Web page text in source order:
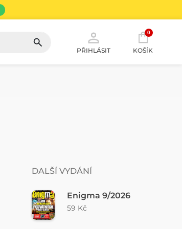
PŘIHLÁSIT
0
KOŠÍK
DALŠÍ VYDÁNÍ
Enigma 9/2026
59 Kč